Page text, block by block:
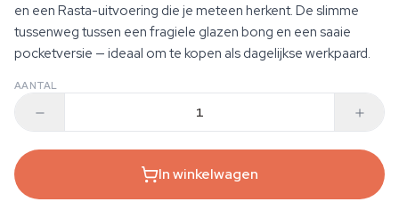
en een Rasta-uitvoering die je meteen herkent. De slimme
tussenweg tussen een fragiele glazen bong en een saaie
pocketversie — ideaal om te kopen als dagelijkse werkpaard.
AANTAL
In winkelwagen